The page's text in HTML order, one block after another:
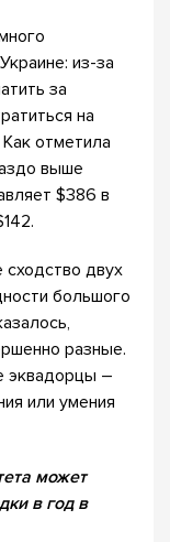
из-за
за
на
отметила
выше
$386 в
сходство двух
большого
разные.
эквадорцы –
или умения
может
в год в